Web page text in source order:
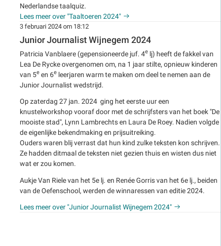
Nederlandse taalquiz.
Lees meer over "Taaltoeren 2024"
3 februari 2024 om 18:12
Junior Journalist Wijnegem 2024
Patricia Vanblaere (gepensioneerde juf. 4e lj) heeft de fakkel van
Lea De Rycke overgenomen om, na 1 jaar stilte, opnieuw kinderen
van 5e en 6e leerjaren warm te maken om deel te nemen aan de
Junior Journalist wedstrijd.
Op zaterdag 27 jan. 2024 ging het eerste uur een
knustelworkshop vooraf door met de schrijfsters van het boek "De
mooiste stad", Lynn Lambrechts en Laura De Roey. Nadien volgde
de eigenlijke bekendmaking en prijsuitreiking.
Ouders waren blij verrast dat hun kind zulke teksten kon schrijven.
Ze hadden ditmaal de teksten niet gezien thuis en wisten dus niet
wat er zou komen.
Aukje Van Riele van het 5e lj. en Renée Gorris van het 6e lj., beiden
van de Oefenschool, werden de winnaressen van editie 2024.
Lees meer over "Junior Journalist Wijnegem 2024"